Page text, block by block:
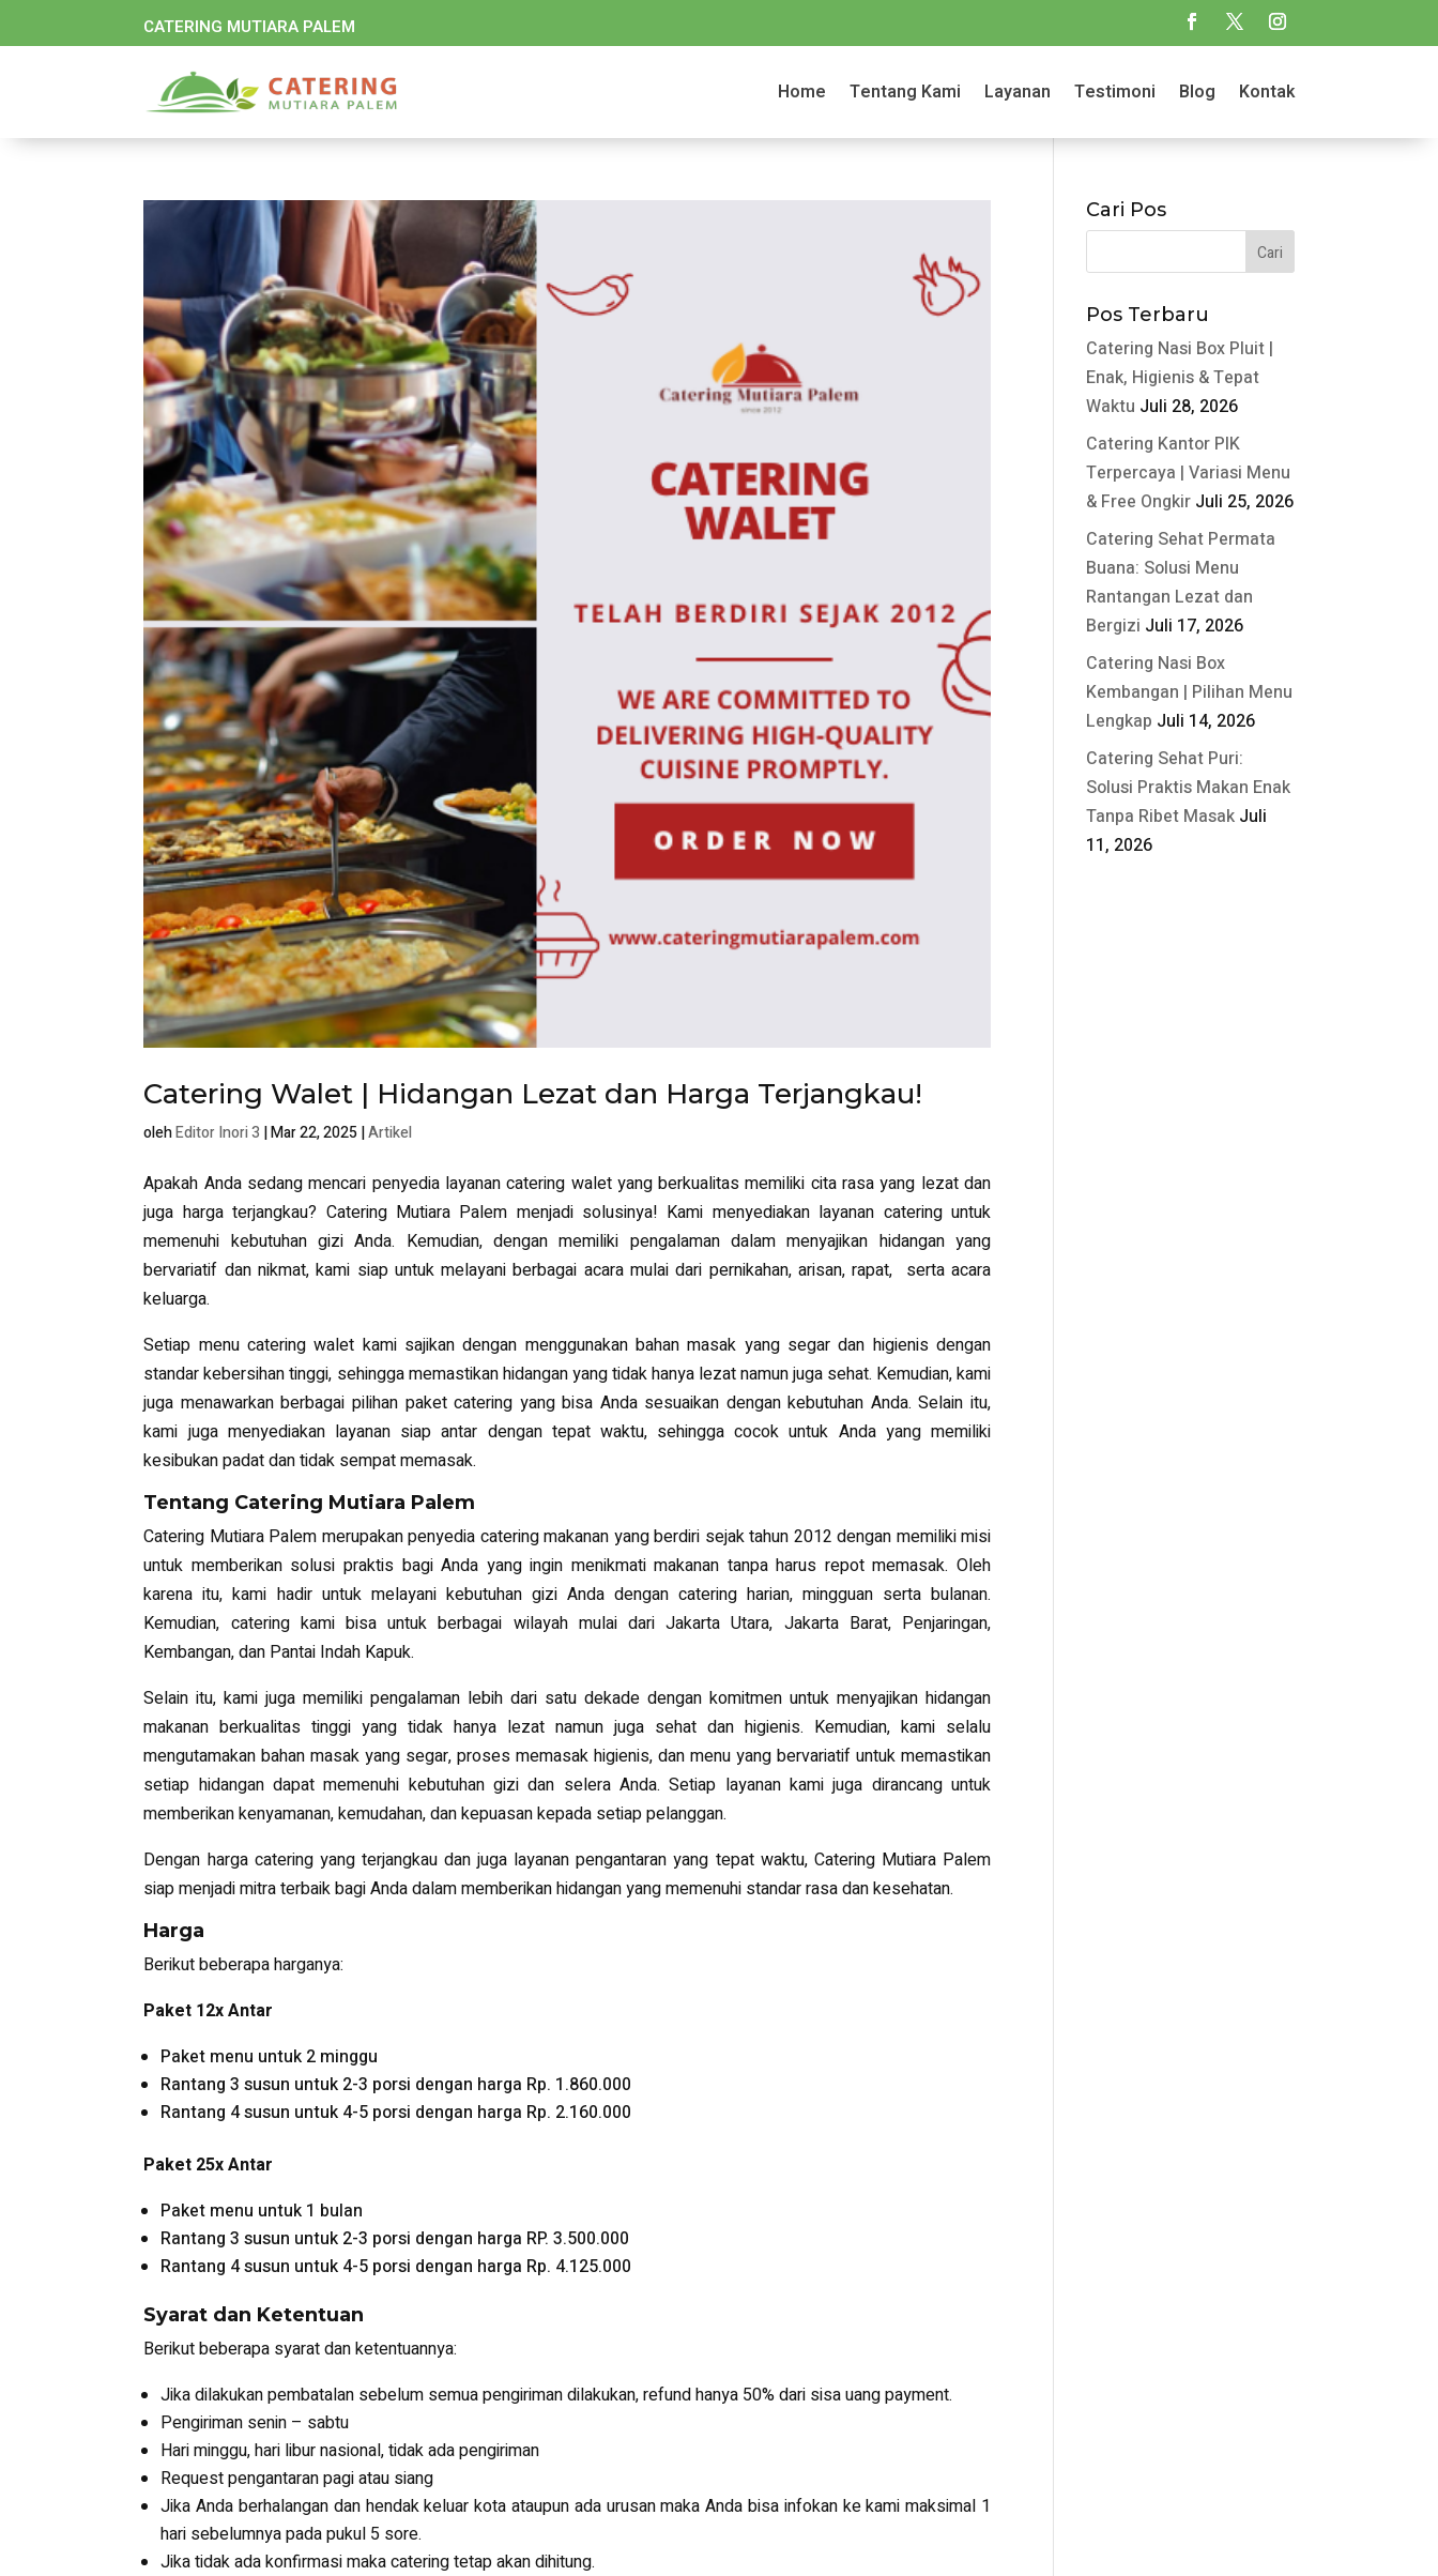
CATERING MUTIARA PALEM
Home Tentang Kami Layanan Testimoni Blog Kontak
Catering Walet | Hidangan Lezat dan Harga Terjangkau!
olehEditor Inori 3 |Mar 22, 2025|Artikel
Apakah Anda sedang mencari penyedia layanan catering walet yang berkualitas memiliki cita rasa yang lezat dan
juga harga terjangkau? Catering Mutiara Palem menjadi solusinya! Kami menyediakan layanan catering untuk
memenuhi kebutuhan gizi Anda. Kemudian, dengan memiliki pengalaman dalam menyajikan hidangan yang
bervariatif dan nikmat, kami siap untuk melayani berbagai acara mulai dari pernikahan, arisan, rapat, serta acara
keluarga.
Setiap menu catering walet kami sajikan dengan menggunakan bahan masak yang segar dan higienis dengan
standar kebersihan tinggi, sehingga memastikan hidangan yang tidak hanya lezat namun juga sehat. Kemudian, kami
juga menawarkan berbagai pilihan paket catering yang bisa Anda sesuaikan dengan kebutuhan Anda. Selain itu,
kami juga menyediakan layanan siap antar dengan tepat waktu, sehingga cocok untuk Anda yang memiliki
kesibukan padat dan tidak sempat memasak.
Tentang Catering Mutiara Palem
Catering Mutiara Palem merupakan penyedia catering makanan yang berdiri sejak tahun 2012 dengan memiliki misi
untuk memberikan solusi praktis bagi Anda yang ingin menikmati makanan tanpa harus repot memasak. Oleh
karena itu, kami hadir untuk melayani kebutuhan gizi Anda dengan catering harian, mingguan serta bulanan.
Kemudian, catering kami bisa untuk berbagai wilayah mulai dari Jakarta Utara, Jakarta Barat, Penjaringan,
Kembangan, dan Pantai Indah Kapuk.
Selain itu, kami juga memiliki pengalaman lebih dari satu dekade dengan komitmen untuk menyajikan hidangan
makanan berkualitas tinggi yang tidak hanya lezat namun juga sehat dan higienis. Kemudian, kami selalu
mengutamakan bahan masak yang segar, proses memasak higienis, dan menu yang bervariatif untuk memastikan
setiap hidangan dapat memenuhi kebutuhan gizi dan selera Anda. Setiap layanan kami juga dirancang untuk
memberikan kenyamanan, kemudahan, dan kepuasan kepada setiap pelanggan.
Dengan harga catering yang terjangkau dan juga layanan pengantaran yang tepat waktu, Catering Mutiara Palem
siap menjadi mitra terbaik bagi Anda dalam memberikan hidangan yang memenuhi standar rasa dan kesehatan.
Harga
Berikut beberapa harganya:
Paket 12x Antar
Paket menu untuk 2 minggu
Rantang 3 susun untuk 2-3 porsi dengan harga Rp. 1.860.000
Rantang 4 susun untuk 4-5 porsi dengan harga Rp. 2.160.000
Paket 25x Antar
Paket menu untuk 1 bulan
Rantang 3 susun untuk 2-3 porsi dengan harga RP. 3.500.000
Rantang 4 susun untuk 4-5 porsi dengan harga Rp. 4.125.000
Syarat dan Ketentuan
Berikut beberapa syarat dan ketentuannya:
Jika dilakukan pembatalan sebelum semua pengiriman dilakukan, refund hanya 50% dari sisa uang payment.
Pengiriman senin – sabtu
Hari minggu, hari libur nasional, tidak ada pengiriman
Request pengantaran pagi atau siang
Jika Anda berhalangan dan hendak keluar kota ataupun ada urusan maka Anda bisa infokan ke kami maksimal 1
hari sebelumnya pada pukul 5 sore.
Jika tidak ada konfirmasi maka catering tetap akan dihitung.
Cari Pos
Pos Terbaru
Catering Nasi Box Pluit |
Enak, Higienis & Tepat
Waktu Juli 28, 2026
Catering Kantor PIK
Terpercaya | Variasi Menu
& Free Ongkir Juli 25, 2026
Catering Sehat Permata
Buana: Solusi Menu
Rantangan Lezat dan
Bergizi Juli 17, 2026
Catering Nasi Box
Kembangan | Pilihan Menu
Lengkap Juli 14, 2026
Catering Sehat Puri:
Solusi Praktis Makan Enak
Tanpa Ribet Masak Juli
11, 2026